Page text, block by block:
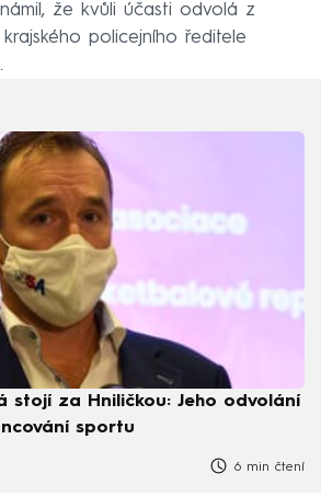
že kvůli účasti odvolá z
policejního ředitele
stojí za Hniličkou: Jeho odvolání
sportu
6 min čtení